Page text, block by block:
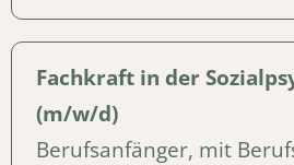
Fachkraft in der
(m/w/d)
Berufsanfänger, mit